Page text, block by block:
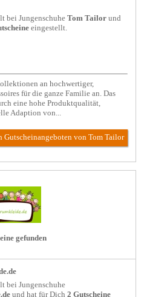
beiJungenschuhe Tom Tailor und
eingestellt.
an hochwertiger,
für die ganze Familie an. Das
eine hohe Produktqualität,
Adaption von...
Gutscheinangeboten von Tom Tailor
gefunden
beiJungenschuhe
und hat für Dich2 Gutscheine